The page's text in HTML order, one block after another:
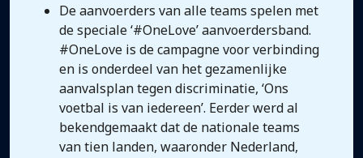
De aanvoerders van alle teams spelen met
de speciale ‘#OneLove’ aanvoerdersband.
#OneLove is de campagne voor verbinding
en is onderdeel van het gezamenlijke
aanvalsplan tegen discriminatie, ‘Ons
voetbal is van iedereen’. Eerder werd al
bekendgemaakt dat de nationale teams
van tien landen, waaronder Nederland,